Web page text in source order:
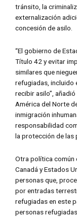
tránsito, la
externalización
concesión de asilo.
“El gobierno de
Título 42 y evitar
similares que
refugiadas, incluido
recibir asilo”,
América del Norte
inmigración
responsabilidad
la protección de las
Otra política común
Canadá y Estados
personas que,
por entradas
refugiadas en este
personas